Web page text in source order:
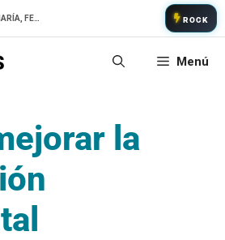
ROCK
Menú
la